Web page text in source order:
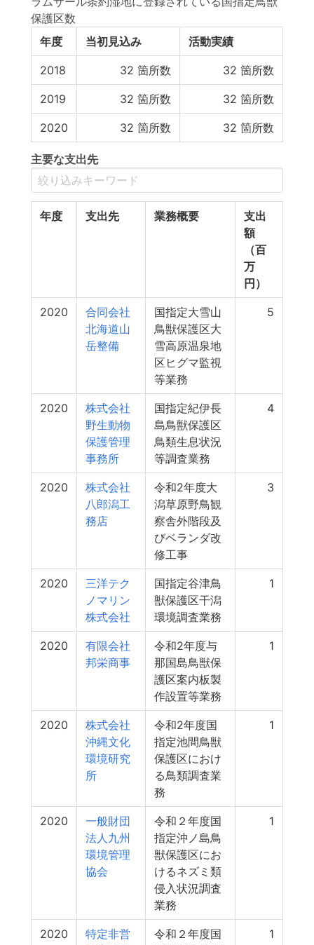
保護区数
年度
当初見込み 活動実績
2018 32 箇所数 32 箇所数
2019 32 箇所数 32 箇所数
2020 32 箇所数 32 箇所数
主要な支出先
年度 支出先 業務概要
支出
額
（百
万
円）
2020
合同会社
北海道山
岳整備
国指定大雪山
鳥獣保護区大
雪高原温泉地
区ヒグマ監視
等業務
5
2020
株式会社
野生動物
保護管理
事務所
国指定紀伊長
島鳥獣保護区
鳥類生息状況
等調査業務
4
2020
株式会社
八郎潟工
務店
令和2年度大
潟草原野鳥観
察舎外階段及
びベランダ改
修工事
3
2020
三洋テク
ノマリン
株式会社
国指定谷津鳥
獣保護区干潟
環境調査業務
1
2020
有限会社
邦栄商事
令和2年度与
那国島鳥獣保
護区案内板製
作設置等業務
1
2020
株式会社
沖縄文化
環境研究
所
令和2年度国
指定池間鳥獣
保護区におけ
る鳥類調査業
務
1
2020
一般財団
法人九州
環境管理
協会
令和２年度国
指定沖ノ島鳥
獣保護区にお
けるネズミ類
侵入状況調査
業務
1
2020
特定非営
令和２年度国
1